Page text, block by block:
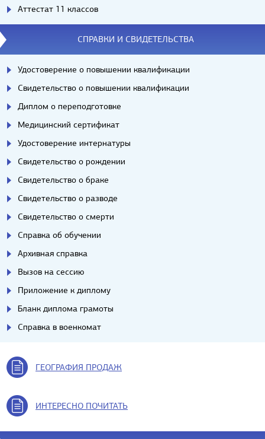
Аттестат 11 классов
СПРАВКИ И СВИДЕТЕЛЬСТВА
Удостоверение о повышении квалификации
Свидетельство о повышении квалификации
Диплом о переподготовке
Медицинский сертификат
Удостоверение интернатуры
Свидетельство о рождении
Свидетельство о браке
Свидетельство о разводе
Свидетельство о смерти
Справка об обучении
Архивная справка
Вызов на сессию
Приложение к диплому
Бланк диплома грамоты
Справка в военкомат
ГЕОГРАФИЯ ПРОДАЖ
ИНТЕРЕСНО ПОЧИТАТЬ